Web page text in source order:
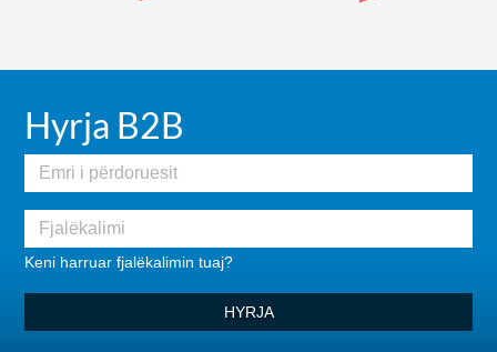
Hyrja B2B
Keni harruar fjalëkalimin tuaj?
HYRJA